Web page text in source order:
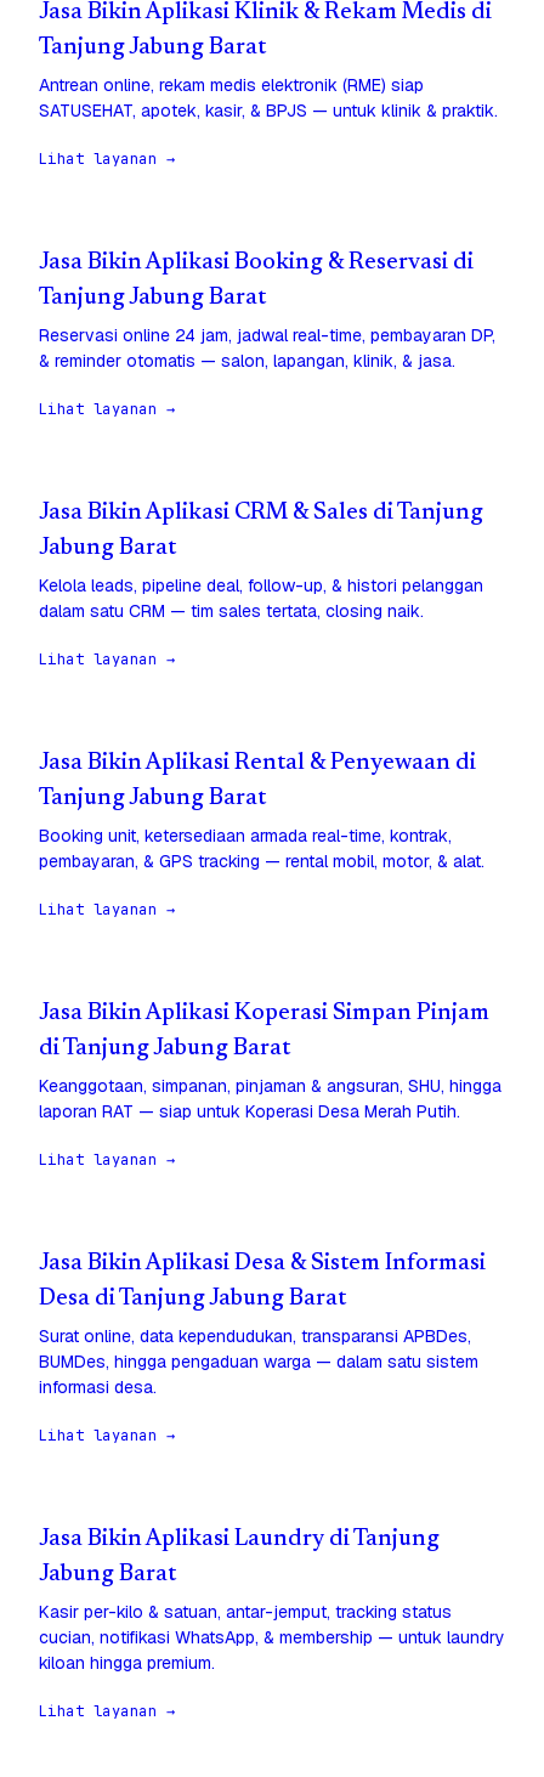
Jasa Bikin Aplikasi Klinik & Rekam Medis di
Tanjung Jabung Barat
Antrean online, rekam medis elektronik (RME) siap
SATUSEHAT, apotek, kasir, & BPJS — untuk klinik & praktik.
Lihat layanan →
Jasa Bikin Aplikasi Booking & Reservasi di
Tanjung Jabung Barat
Reservasi online 24 jam, jadwal real-time, pembayaran DP,
& reminder otomatis — salon, lapangan, klinik, & jasa.
Lihat layanan →
Jasa Bikin Aplikasi CRM & Sales di Tanjung
Jabung Barat
Kelola leads, pipeline deal, follow-up, & histori pelanggan
dalam satu CRM — tim sales tertata, closing naik.
Lihat layanan →
Jasa Bikin Aplikasi Rental & Penyewaan di
Tanjung Jabung Barat
Booking unit, ketersediaan armada real-time, kontrak,
pembayaran, & GPS tracking — rental mobil, motor, & alat.
Lihat layanan →
Jasa Bikin Aplikasi Koperasi Simpan Pinjam
di Tanjung Jabung Barat
Keanggotaan, simpanan, pinjaman & angsuran, SHU, hingga
laporan RAT — siap untuk Koperasi Desa Merah Putih.
Lihat layanan →
Jasa Bikin Aplikasi Desa & Sistem Informasi
Desa di Tanjung Jabung Barat
Surat online, data kependudukan, transparansi APBDes,
BUMDes, hingga pengaduan warga — dalam satu sistem
informasi desa.
Lihat layanan →
Jasa Bikin Aplikasi Laundry di Tanjung
Jabung Barat
Kasir per-kilo & satuan, antar-jemput, tracking status
cucian, notifikasi WhatsApp, & membership — untuk laundry
kiloan hingga premium.
Lihat layanan →